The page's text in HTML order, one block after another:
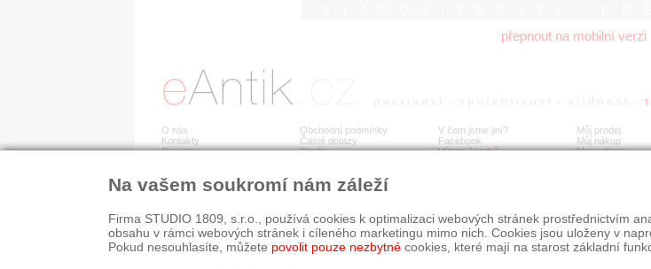
přepnout na mobilní verzi
O nás
Kontakty
Recenze
Obchodní podmínky
Časté dotazy
Ceník
V čem jsme jiní?
Facebook
Výkup šperků
Můj prodej
Můj nákup
Moje album
Detail položky č. 180 589 Štorek František, socha
Na vašem soukromí nám záleží
Firma STUDIO 1809, s.r.o., používá cookies k optimalizaci webových stránek prostřednictvím
obsahu v rámci webových stránek i cíleného marketingu mimo nich. Cookies jsou uloženy v
Pokud nesouhlasíte, můžete povolit pouze nezbytné cookies, které mají na starost základní